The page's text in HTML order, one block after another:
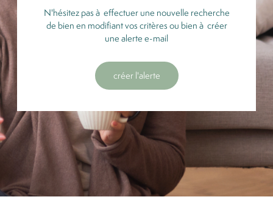
N'hésitez pas à effectuer une nouvelle recherche
de bien en modifiant vos critères ou bien à créer
une alerte e-mail
créer l'alerte